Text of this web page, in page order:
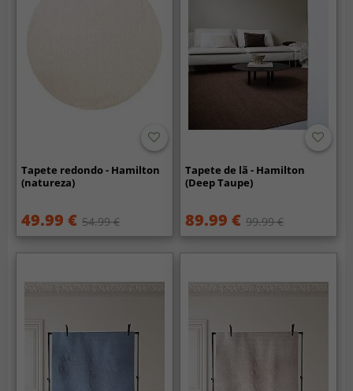
Tapete redondo - Hamilton
(natureza)
49.99 € 54.99 €
Tapete de lã - Hamilton
(Deep Taupe)
89.99 € 99.99 €